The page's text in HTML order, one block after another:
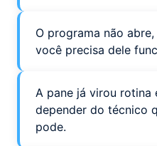
O programa não
você precisa dele
A pane já virou rotina
depender do técnico
pode.